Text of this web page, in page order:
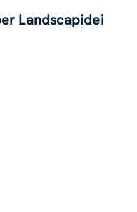
Landscapidei